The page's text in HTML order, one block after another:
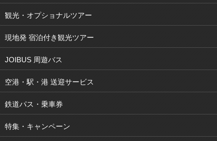
観光・オプショナルツアー
現地発 宿泊付き観光ツアー
JOIBUS 周遊バス
空港・駅・港 送迎サービス
鉄道パス・乗車券
特集・キャンペーン